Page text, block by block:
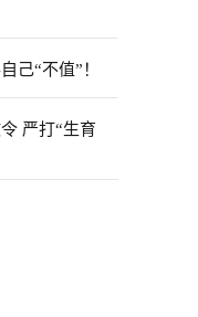
名品牌瓶装水和
己“不值”！
”一名多伦多大
严打“生育